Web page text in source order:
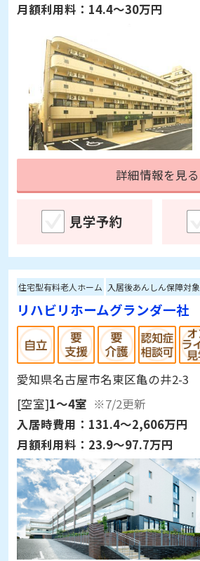
月額利用料： 14.4～30万円
詳細情報を見る
見学予約
住宅型有料老人ホーム 入居後あんしん保障対象
リハビリホームグランダ一社
愛知県名古屋市名東区亀の井2-3
[空室]1～4室 ※7/2更新
入居時費用： 131.4～2,606万円
月額利用料： 23.9～97.7万円